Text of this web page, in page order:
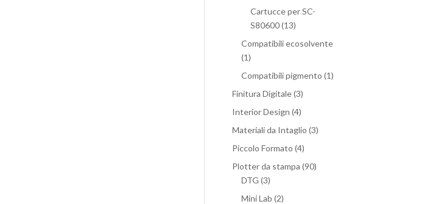
Cartucce per SC-
S80600(13)
Compatibili ecosolvente
(1)
Compatibili pigmento (1)
Finitura Digitale(3)
Interior Design (4)
Materiali da Intaglio (3)
Piccolo Formato (4)
Plotter da stampa (90)
DTG (3)
Mini Lab (2)